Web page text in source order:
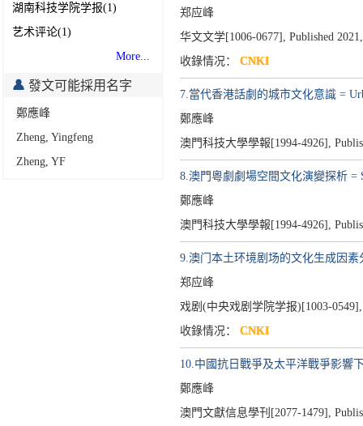
湖南科技学院学报(1)
艺术评论(1)
More...
發文可能採用名字
鄭應峰
Zheng, Yingfeng
Zheng, YF
郑应峰
华文文学[1006-0677], Published 2021,
收錄情况： CNKI
7.當代香港話劇的城市文化意識 =
鄭應峰
澳門科技大學學報[1994-4926],
8.澳門粵劇劇場空間文化演變探析 =
鄭應峰
澳門科技大學學報[1994-4926],
9.澳门本土环境剧场的文化生成因素
郑应峰
戏剧(中央戏剧学院学报)[1003-
收錄情况： CNKI
10.中國抗日戰爭及太平洋戰爭影響
鄭應峰
澳門文獻信息學刊[2077-1479],